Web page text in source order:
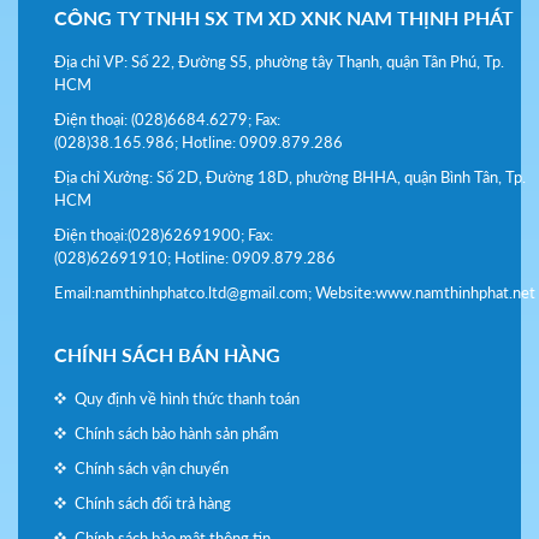
CÔNG TY TNHH SX TM XD XNK NAM THỊNH PHÁT
Địa chỉ VP: Số 22, Đường S5, phường tây Thạnh, quận Tân Phú, Tp.
HCM
Điện thoại:(028)6684.6279; Fax:
(028)38.165.986; Hotline: 0909.879.286
Địa chỉ Xưởng: Số 2D, Đường 18D, phường BHHA, quận Bình Tân, Tp.
HCM
Điện thoại:(028)62691900; Fax:
(028)62691910; Hotline: 0909.879.286
Email:namthinhphatco.ltd@gmail.com;Website:www.namthinhphat.net
CHÍNH SÁCH BÁN HÀNG
Quy định về hình thức thanh toán
Chính sách bảo hành sản phẩm
Chính sách vận chuyển
Chính sách đổi trả hàng